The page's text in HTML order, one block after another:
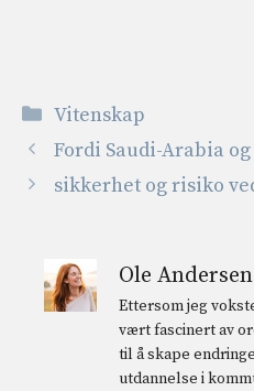
Kategorier
Vitenskap
Fordi Saudi-Arabia
sikkerhet og risiko
Ole Andersen
Ettersom jeg
vært fascinert av
til å skape
utdannelse i